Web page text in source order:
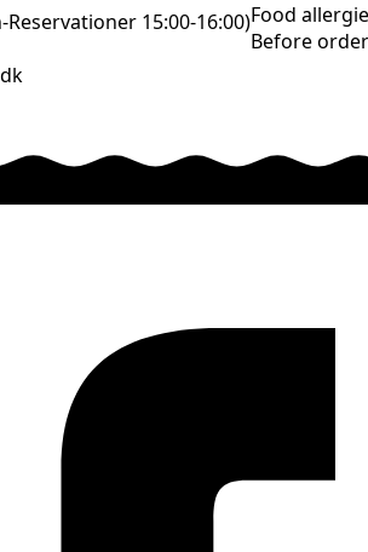
15:00-16:00)Food
Before